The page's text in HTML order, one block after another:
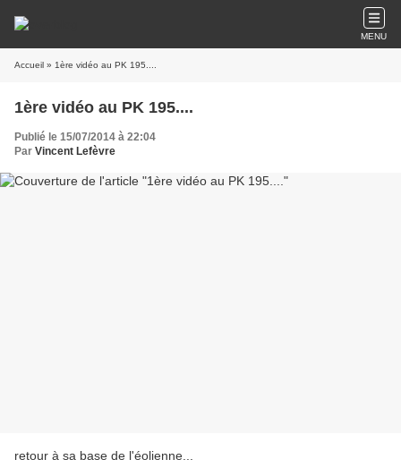
MENU
Accueil » 1ère vidéo au PK 195....
1ère vidéo au PK 195....
Publié le 15/07/2014 à 22:04
Par Vincent Lefèvre
retour à sa base de l'éolienne...